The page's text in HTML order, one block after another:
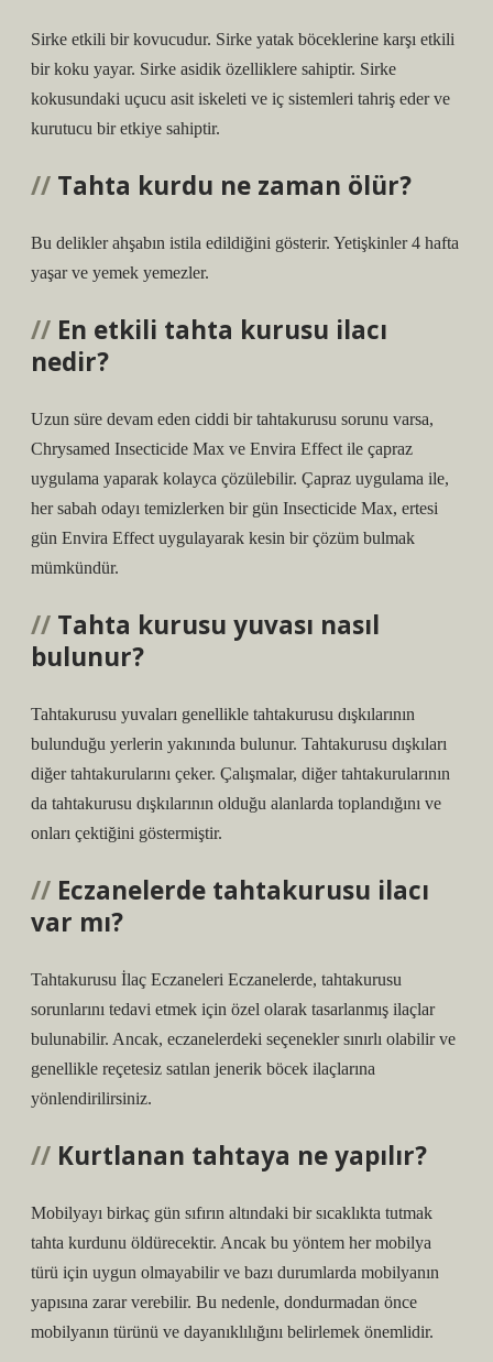
Sirke etkili bir kovucudur. Sirke yatak böceklerine karşı etkili
bir koku yayar. Sirke asidik özelliklere sahiptir. Sirke
kokusundaki uçucu asit iskeleti ve iç sistemleri tahriş eder ve
kurutucu bir etkiye sahiptir.
Tahta kurdu ne zaman ölür?
Bu delikler ahşabın istila edildiğini gösterir. Yetişkinler 4 hafta
yaşar ve yemek yemezler.
En etkili tahta kurusu ilacı
nedir?
Uzun süre devam eden ciddi bir tahtakurusu sorunu varsa,
Chrysamed Insecticide Max ve Envira Effect ile çapraz
uygulama yaparak kolayca çözülebilir. Çapraz uygulama ile,
her sabah odayı temizlerken bir gün Insecticide Max, ertesi
gün Envira Effect uygulayarak kesin bir çözüm bulmak
mümkündür.
Tahta kurusu yuvası nasıl
bulunur?
Tahtakurusu yuvaları genellikle tahtakurusu dışkılarının
bulunduğu yerlerin yakınında bulunur. Tahtakurusu dışkıları
diğer tahtakurularını çeker. Çalışmalar, diğer tahtakurularının
da tahtakurusu dışkılarının olduğu alanlarda toplandığını ve
onları çektiğini göstermiştir.
Eczanelerde tahtakurusu ilacı
var mı?
Tahtakurusu İlaç Eczaneleri Eczanelerde, tahtakurusu
sorunlarını tedavi etmek için özel olarak tasarlanmış ilaçlar
bulunabilir. Ancak, eczanelerdeki seçenekler sınırlı olabilir ve
genellikle reçetesiz satılan jenerik böcek ilaçlarına
yönlendirilirsiniz.
Kurtlanan tahtaya ne yapılır?
Mobilyayı birkaç gün sıfırın altındaki bir sıcaklıkta tutmak
tahta kurdunu öldürecektir. Ancak bu yöntem her mobilya
türü için uygun olmayabilir ve bazı durumlarda mobilyanın
yapısına zarar verebilir. Bu nedenle, dondurmadan önce
mobilyanın türünü ve dayanıklılığını belirlemek önemlidir.